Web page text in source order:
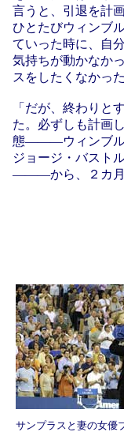
言うと、引退を計
ひとたびウィンブ
ていった時に、自
気持ちが動かなか
スをしたくなかった
「だが、終わりと
た。必ずしも計画
態―――ウィンブル
ジョージ・バスト
―――から、２カ
サンプラスと妻の女優